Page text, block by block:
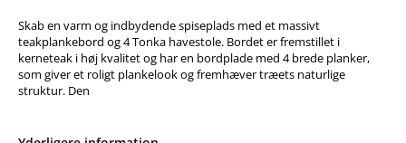
Skab en varm og indbydende spiseplads med et massivt
teakplankebord og 4 Tonka havestole. Bordet er fremstillet i
kerneteak i høj kvalitet og har en bordplade med 4 brede planker,
som giver et roligt plankelook og fremhæver træets naturlige
struktur. Den